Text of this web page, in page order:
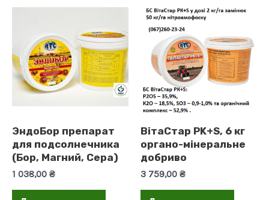
ЭндоБор препарат
для подсолнечника
(Бор, Магний, Сера)
1 038,00 ₴
ВітаСтар PK+S, 6 кг
органо-мінеральне
добриво
3 759,00 ₴